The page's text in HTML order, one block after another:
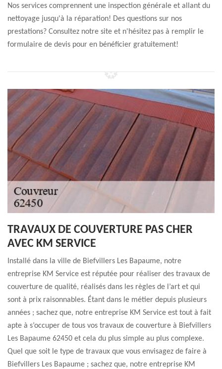
Nos services comprennent une inspection générale et allant du
nettoyage jusqu'à la réparation! Des questions sur nos
prestations? Consultez notre site et n'hésitez pas à remplir le
formulaire de devis pour en bénéficier gratuitement!
TRAVAUX DE COUVERTURE PAS CHER
AVEC KM SERVICE
Installé dans la ville de Biefvillers Les Bapaume, notre
entreprise KM Service est réputée pour réaliser des travaux de
couverture de qualité, réalisés dans les règles de l’art et qui
sont à prix raisonnables. Étant dans le métier depuis plusieurs
années ; sachez que, notre entreprise KM Service est tout à fait
apte à s’occuper de tous vos travaux de couverture à Biefvillers
Les Bapaume 62450 et cela du plus simple au plus complexe.
Quel que soit le type de travaux que vous envisagez de faire à
Biefvillers Les Bapaume ; sachez que, notre entreprise KM